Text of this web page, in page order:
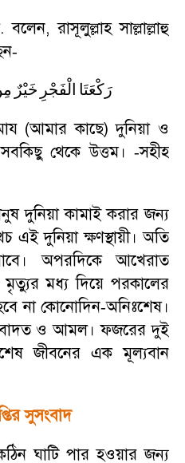
বলেন,রাসূলুল্লাহ সাল্লাল্লাহু
-
رَكْعَتَا الْفَجْرِ خَيْرٌ
(আমার কাছে) দুনিয়া ও
থেকে উত্তম। -সহীহ
দুনিয়া কামাই করার জন্য
দুনিয়া ক্ষণস্থায়ী। অতি
অপরদিকে আখেরাত
মৃত্যুর মধ্য দিয়ে পরকালের
না কোনোদিন-অনিঃশেষ।
ও আমল। ফজরের দুই
জীবনের এক মূল্যবান
সুসংবাদ
ঘাটি পার হওয়ার জন্য